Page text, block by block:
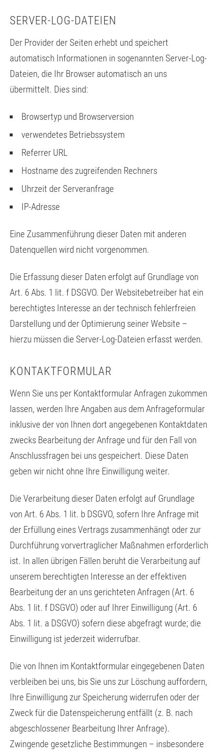
SERVER-LOG-DATEIEN
Der Provider der Seiten erhebt und speichert
automatisch Informationen in sogenannten Server-Log-
Dateien, die Ihr Browser automatisch an uns
übermittelt. Dies sind:
Browsertyp und Browserversion
verwendetes Betriebssystem
Referrer URL
Hostname des zugreifenden Rechners
Uhrzeit der Serveranfrage
IP-Adresse
Eine Zusammenführung dieser Daten mit anderen
Datenquellen wird nicht vorgenommen.
Die Erfassung dieser Daten erfolgt auf Grundlage von
Art. 6 Abs. 1 lit. f DSGVO. Der Websitebetreiber hat ein
berechtigtes Interesse an der technisch fehlerfreien
Darstellung und der Optimierung seiner Website –
hierzu müssen die Server-Log-Dateien erfasst werden.
KONTAKTFORMULAR
Wenn Sie uns per Kontaktformular Anfragen zukommen
lassen, werden Ihre Angaben aus dem Anfrageformular
inklusive der von Ihnen dort angegebenen Kontaktdaten
zwecks Bearbeitung der Anfrage und für den Fall von
Anschlussfragen bei uns gespeichert. Diese Daten
geben wir nicht ohne Ihre Einwilligung weiter.
Die Verarbeitung dieser Daten erfolgt auf Grundlage
von Art. 6 Abs. 1 lit. b DSGVO, sofern Ihre Anfrage mit
der Erfüllung eines Vertrags zusammenhängt oder zur
Durchführung vorvertraglicher Maßnahmen erforderlich
ist. In allen übrigen Fällen beruht die Verarbeitung auf
unserem berechtigten Interesse an der effektiven
Bearbeitung der an uns gerichteten Anfragen (Art. 6
Abs. 1 lit. f DSGVO) oder auf Ihrer Einwilligung (Art. 6
Abs. 1 lit. a DSGVO) sofern diese abgefragt wurde; die
Einwilligung ist jederzeit widerrufbar.
Die von Ihnen im Kontaktformular eingegebenen Daten
verbleiben bei uns, bis Sie uns zur Löschung auffordern,
Ihre Einwilligung zur Speicherung widerrufen oder der
Zweck für die Datenspeicherung entfällt (z. B. nach
abgeschlossener Bearbeitung Ihrer Anfrage).
Zwingende gesetzliche Bestimmungen – insbesondere